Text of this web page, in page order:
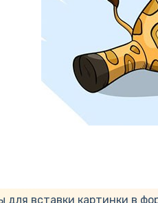
для вставки картинки в